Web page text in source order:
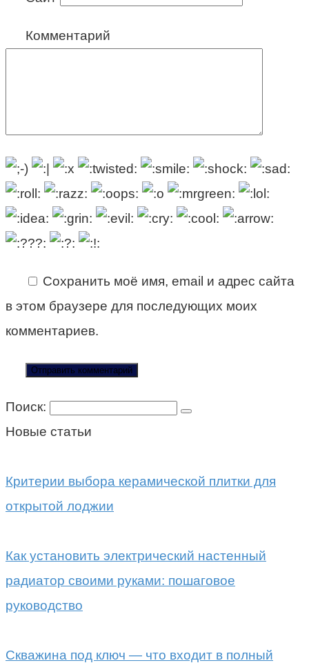
Комментарий
Сохранить моё имя, email и адрес сайта
в этом браузере для последующих моих
комментариев.
Поиск:
Новые статьи
Критерии выбора керамической плитки для
открытой лоджии
Как установить электрический настенный
радиатор своими руками: пошаговое
руководство
Скважина под ключ — что входит в полный